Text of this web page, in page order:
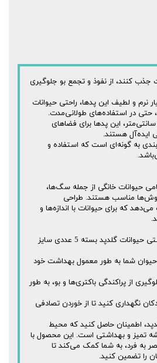
جذب کنند، از نفوذ و تجمع بو جلوگیری
نرم و لطیف این پد‌ها، راحتی حیوانات
حتی در استفاده‌های طولانی‌مدت.
ابعاد مناسب: با ابعاد 60*60 سانتی‌متر، این پد‌ها برای فضا‌های
ایده‌آل هستند.
به گونه‌ای است که استفاده و
حیوانات خانگی از جمله سگ‌ها،
مناسب هستند. طراحی
که برای حیوانات با اندازه‌ها و
راهنمای استفاده از پد بهداشتی حیوانات گلدپد بسته 5 عددی سایز
حیوان شما به طور معمول بهداشت خود
از پراکندگی باکتری‌ها و بو، به طور
نگهداری کنید تا از خوردن تصادفی
اطمینان حاصل کنید که محیط
تمیز و بهداشتی است. این محصول با
به فرد، به شما کمک می‌کند تا
را تضمین کنید.